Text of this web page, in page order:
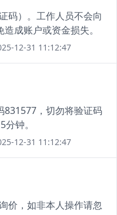
码）。工作人员不会向
成账户或资金损失。
12-31 11:12:47
831577，切勿将验证码
钟。
12-31 11:12:47
价，如非本人操作请忽